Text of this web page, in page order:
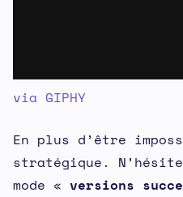
via GIPHY
En plus d’être
stratégique.
mode « versions